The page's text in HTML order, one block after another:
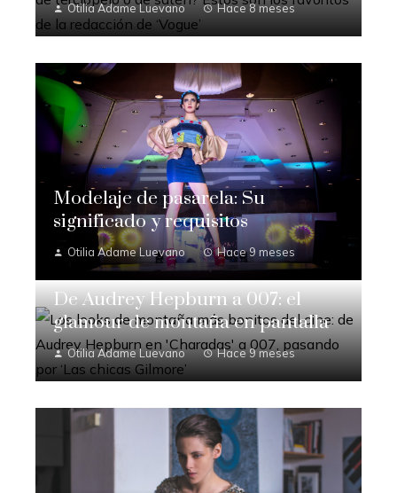
Otilia Adame Luevano Hace 8 meses
Modelaje de pasarela: Su
significado y requisitos
Otilia Adame Luevano Hace 9 meses
De Audrey Hepburn a 007: el
glamour de montaña en pantalla
Otilia Adame Luevano Hace 9 meses